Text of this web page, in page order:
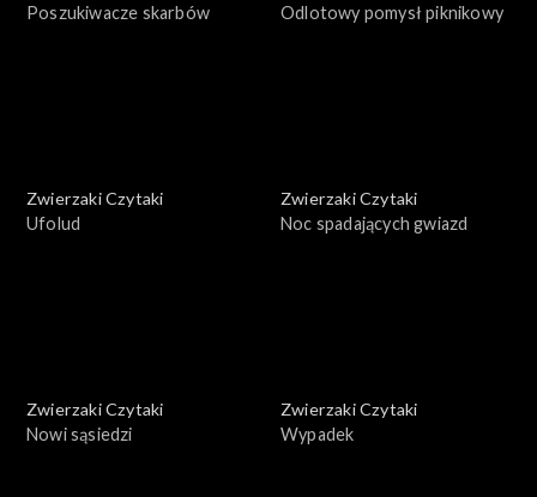
Poszukiwacze skarbów
Odlotowy pomysł piknikowy
Zwierzaki Czytaki
Ufolud
Zwierzaki Czytaki
Noc spadających gwiazd
Zwierzaki Czytaki
Nowi sąsiedzi
Zwierzaki Czytaki
Wypadek